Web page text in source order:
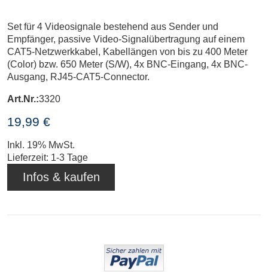
Set für 4 Videosignale bestehend aus Sender und
Empfänger, passive Video-Signalübertragung auf einem
CAT5-Netzwerkkabel, Kabellängen von bis zu 400 Meter
(Color) bzw. 650 Meter (S/W), 4x BNC-Eingang, 4x BNC-
Ausgang, RJ45-CAT5-Connector.
Art.Nr.:3320
19,99 €
Inkl. 19% MwSt.
Lieferzeit: 1-3 Tage
Infos & kaufen